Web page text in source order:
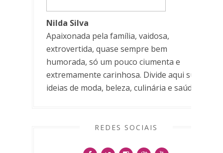
Nilda Silva
Apaixonada pela família, vaidosa,
extrovertida, quase sempre bem
humorada, só um pouco ciumenta e
extremamente carinhosa. Divide aqui suas
ideias de moda, beleza, culinária e saúde.
REDES SOCIAIS